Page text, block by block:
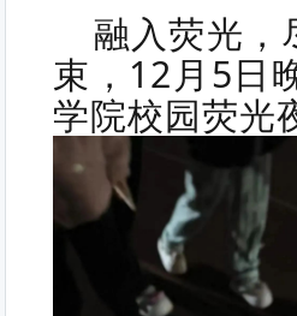
融入荧光，
束，12月5日
学院校园荧光